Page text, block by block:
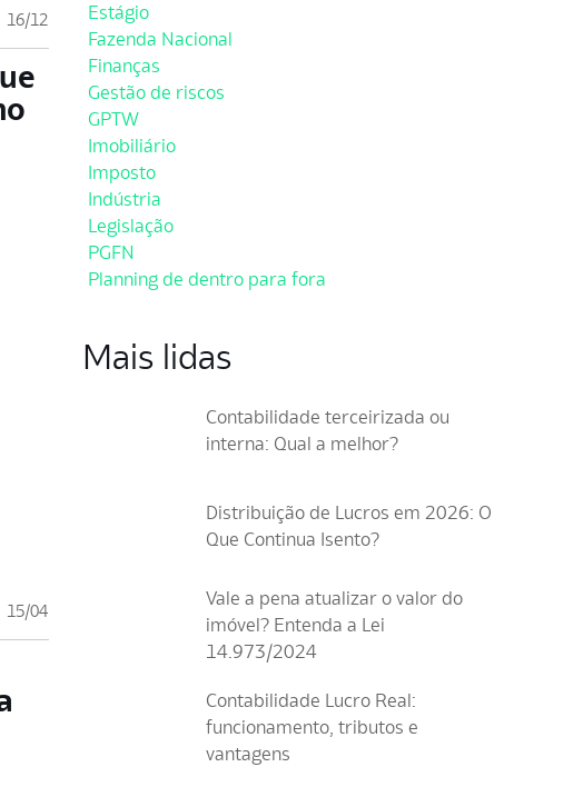
16/12
15/04
Estágio
Fazenda Nacional
Finanças
Gestão de riscos
GPTW
Imobiliário
Imposto
Indústria
Legislação
PGFN
Planning de dentro para fora
Mais lidas
Contabilidade terceirizada ou
interna: Qual a melhor?
Distribuição de Lucros em 2026: O
Que Continua Isento?
Vale a pena atualizar o valor do
imóvel? Entenda a Lei
14.973/2024
Contabilidade Lucro Real:
funcionamento, tributos e
vantagens